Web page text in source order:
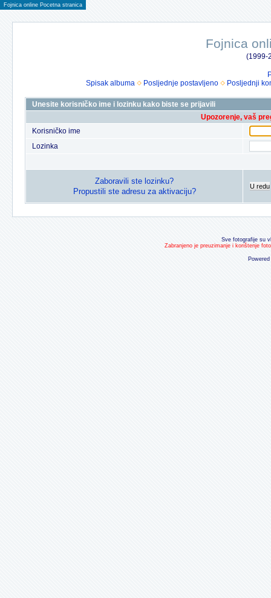
Fojnica online Pocetna stranica
Fojnica
(1999-
Spisak albuma
Posljednje postavljeno Posljednji
Unesite korisničko ime i lozinku kako biste se prijavili
Upozorenje, vaš
Korisničko ime
Lozinka
Zaboravili ste lozinku?
Propustili ste adresu za aktivaciju?
U redu
Sve fotografije su
Zabranjeno je preuzimanje i korištenje